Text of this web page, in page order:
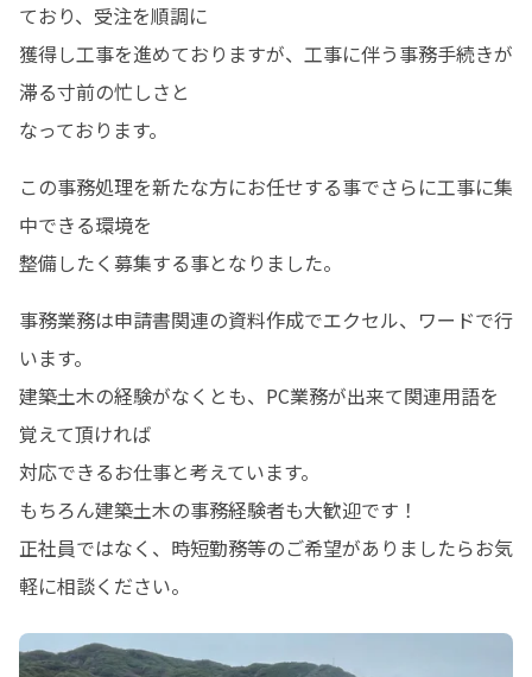
ており、受注を順調に
獲得し工事を進めておりますが、工事に伴う事務手続きが
滞る寸前の忙しさと
なっております。
この事務処理を新たな方にお任せする事でさらに工事に集
中できる環境を
整備したく募集する事となりました。
事務業務は申請書関連の資料作成でエクセル、ワードで行
います。
建築土木の経験がなくとも、PC業務が出来て関連用語を
覚えて頂ければ
対応できるお仕事と考えています。
もちろん建築土木の事務経験者も大歓迎です！
正社員ではなく、時短勤務等のご希望がありましたらお気
軽に相談ください。